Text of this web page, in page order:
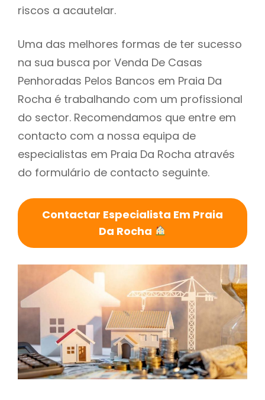
riscos a acautelar.
Uma das melhores formas de ter sucesso
na sua busca por Venda De Casas
Penhoradas Pelos Bancos em Praia Da
Rocha é trabalhando com um profissional
do sector. Recomendamos que entre em
contacto com a nossa equipa de
especialistas em Praia Da Rocha através
do formulário de contacto seguinte.
Contactar Especialista Em Praia
Da Rocha